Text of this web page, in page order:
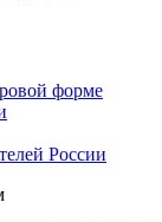
форме
России